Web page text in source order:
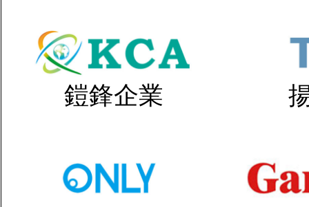
鎧鋒企業